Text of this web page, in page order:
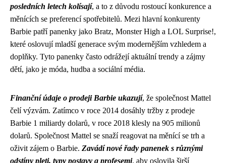
posledních letech kolísají, a to z důvodu rostoucí konkurence a
měnících se preferencí spotřebitelů. Mezi hlavní konkurenty
Barbie patří panenky jako Bratz, Monster High a LOL Surprise!,
které oslovují mladší generace svým modernějším vzhledem a
doplňky. Tyto panenky často odrážejí aktuální trendy a zájmy
dětí, jako je móda, hudba a sociální média.
Finanční údaje o prodeji Barbie ukazují, že společnost Mattel
čelí výzvám. Zatímco v roce 2014 dosáhly tržby z prodeje
Barbie 1 miliardy dolarů, v roce 2018 klesly na 905 milionů
dolarů. Společnost Mattel se snaží reagovat na měnící se trh a
oživit zájem o Barbie. Zavádí nové řady panenek s různými
odstíny pleti, typy postavy a profesemi, aby oslovila širší